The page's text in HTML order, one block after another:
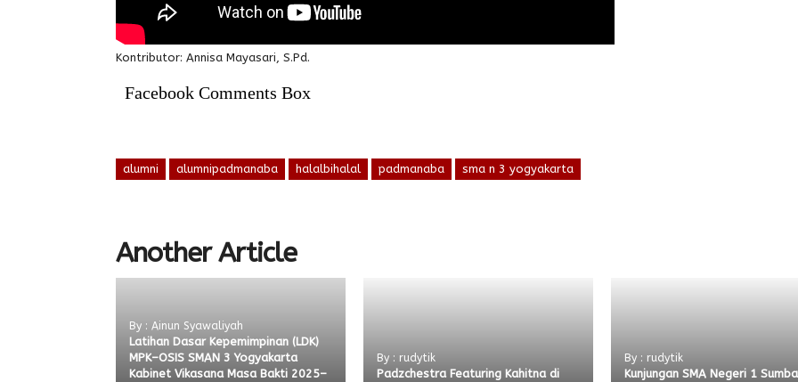
Kontributor: Annisa Mayasari, S.Pd.
Facebook Comments Box
alumni alumnipadmanaba halalbihalal padmanaba sma n 3 yogyakarta
Another Article
By : Ainun Syawaliyah
Latihan Dasar Kepemimpinan (LDK)
MPK–OSIS SMAN 3 Yogyakarta
Kabinet Vikasana Masa Bakti 2025–
By : rudytik
Padzchestra Featuring Kahitna di
By : rudytik
Kunjungan SMA Negeri 1